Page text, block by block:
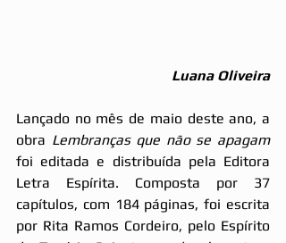
Luana Oliveira
Lançado no mês de maio deste ano, a
obra Lembranças que não se apagam
foi editada e distribuída pela Editora
Letra Espírita. Composta por 37
capítulos, com 184 páginas, foi escrita
por Rita Ramos Cordeiro, pelo Espírito